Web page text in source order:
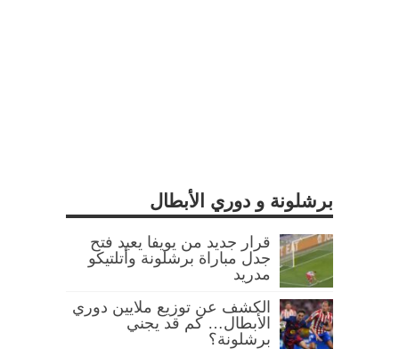
برشلونة و دوري الأبطال
قرار جديد من يويفا يعيد فتح
جدل مباراة برشلونة وأتلتيكو
مدريد
الكشف عن توزيع ملايين دوري
الأبطال… كم قد يجني
برشلونة؟